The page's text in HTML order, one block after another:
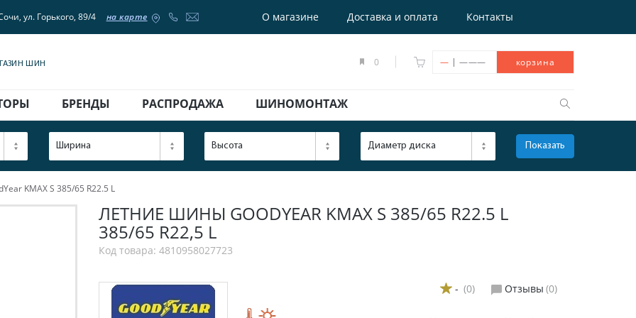
ул. Горького, 89/4 на карте О магазине Доставка и оплата Контакты
ШИН 0 — | ——— корзина
БРЕНДЫ РАСПРОДАЖА ШИНОМОНТАЖ
ОТКРЫТЬ
Ширина Высота Диаметр диска Показать
KMAX S 385/65 R22.5 L
ЛЕТНИЕ ШИНЫ GOODYEAR KMAX S 385/65 R22.5 L
385/65 R22,5 L
Код товара: 4810958027723
- (0) Отзывы (0)